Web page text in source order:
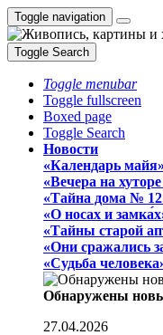
Toggle navigation
Toggle Search
Toggle menubar
Toggle fullscreen
Boxed page
Toggle Search
Новости
«Календарь
«Вечера на
«Тайна дома № 12
«О носах и
«Тайны старой
«Они сражались
«Судьба
Обнаружены
27.04.2026